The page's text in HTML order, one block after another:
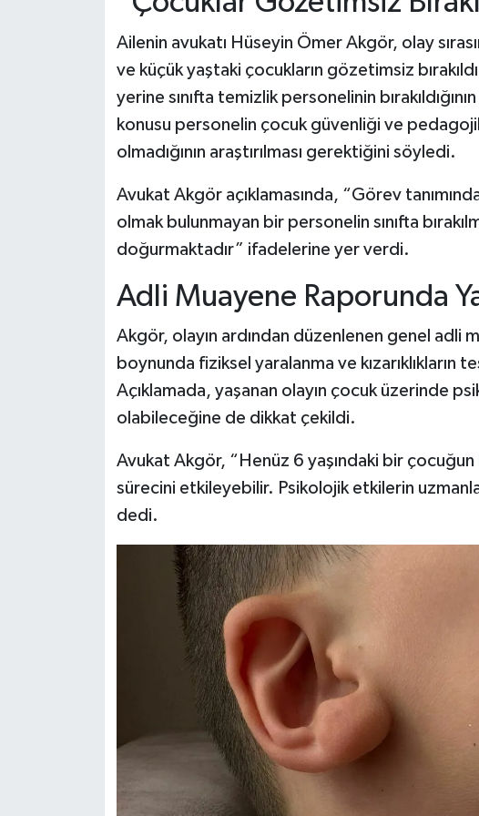
Ailenin avukatı Hüseyin Ömer Akgör, olay
ve küçük yaştaki çocukların gözetimsiz
yerine sınıfta temizlik personelinin
konusu personelin çocuk güvenliği ve
olmadığının araştırılması gerektiğini söyledi.
Avukat Akgör açıklamasında, “Görev
olmak bulunmayan bir personelin sınıfta
doğurmaktadır” ifadelerine yer verdi.
Adli Muayene Raporunda
Akgör, olayın ardından düzenlenen genel adli
boynunda fiziksel yaralanma ve kızarıklıkların
Açıklamada, yaşanan olayın çocuk üzerinde
olabileceğine de dikkat çekildi.
Avukat Akgör, “Henüz 6 yaşındaki bir
sürecini etkileyebilir. Psikolojik etkilerin
dedi.